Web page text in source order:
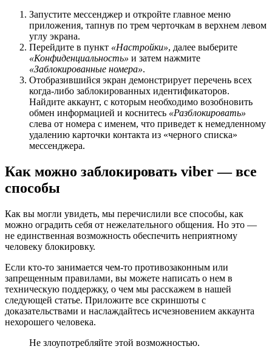
Запустите мессенджер и откройте главное меню
приложения, тапнув по трем черточкам в верхнем левом
углу экрана.
Перейдите в пункт «Настройки», далее выберите
«Конфиденциальность» и затем нажмите
«Заблокированные номера».
Отобразившийся экран демонстрирует перечень всех
когда-либо заблокированных идентификаторов.
Найдите аккаунт, с которым необходимо возобновить
обмен информацией и коснитесь «Разблокировать»
слева от номера с именем, что приведет к немедленному
удалению карточки контакта из «черного списка»
мессенджера.
Как можно заблокировать viber — все
способы
Как вы могли увидеть, мы перечислили все способы, как
можно оградить себя от нежелательного общения. Но это ―
не единственная возможность обеспечить неприятному
человеку блокировку.
Если кто-то занимается чем-то противозаконным или
запрещенным правилами, вы можете написать о нем в
техническую поддержку, о чем мы расскажем в нашей
следующей статье. Приложите все скриншоты с
доказательствами и наслаждайтесь исчезновением аккаунта
нехорошего человека.
Не злоупотребляйте этой возможностью.